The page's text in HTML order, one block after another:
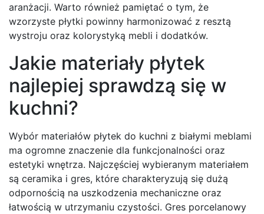
aranżacji. Warto również pamiętać o tym, że
wzorzyste płytki powinny harmonizować z resztą
wystroju oraz kolorystyką mebli i dodatków.
Jakie materiały płytek
najlepiej sprawdzą się w
kuchni?
Wybór materiałów płytek do kuchni z białymi meblami
ma ogromne znaczenie dla funkcjonalności oraz
estetyki wnętrza. Najczęściej wybieranym materiałem
są ceramika i gres, które charakteryzują się dużą
odpornością na uszkodzenia mechaniczne oraz
łatwością w utrzymaniu czystości. Gres porcelanowy